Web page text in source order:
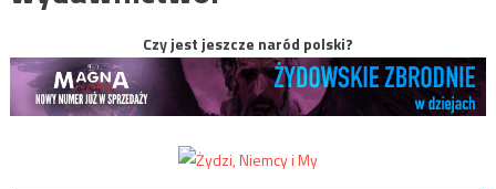
Czy jest jeszcze naród polski?